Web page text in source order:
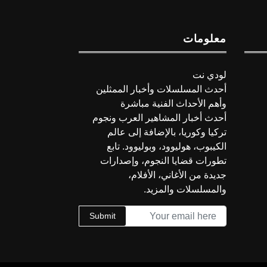
معلومات
لودي نت
أحدث المسلسلات وأخبار الممثلين
وأهم الأحداث الفنية مباشرة
أحدث أخبار المشاهير العرب ونجوم
تركيا وكوريا، بالإضافة إلى عالم
الكيبوب، هوليوود، وبوليوود. تابع
تطورات قضايا النجوم، وإصدارات
جديدة من الأغاني، الأفلام،
والمسلسلات والمزيد.
Submit